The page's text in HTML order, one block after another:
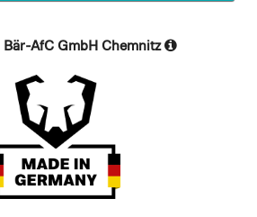
Bär-AfC GmbH Chemnitz